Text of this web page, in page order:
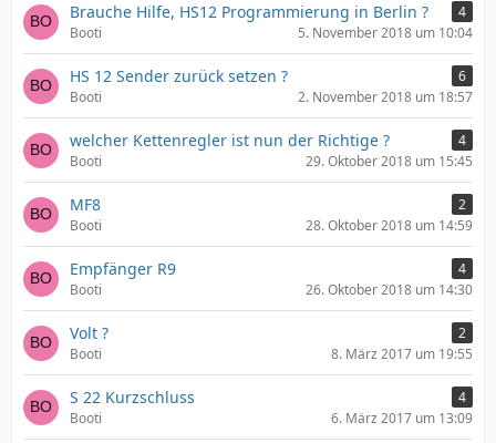
Brauche Hilfe, HS12 Programmierung in Berlin ?
4
Booti
5. November 2018 um 10:04
HS 12 Sender zurück setzen ?
6
Booti
2. November 2018 um 18:57
welcher Kettenregler ist nun der Richtige ?
4
Booti
29. Oktober 2018 um 15:45
MF8
2
Booti
28. Oktober 2018 um 14:59
Empfänger R9
4
Booti
26. Oktober 2018 um 14:30
Volt ?
2
Booti
8. März 2017 um 19:55
S 22 Kurzschluss
4
Booti
6. März 2017 um 13:09